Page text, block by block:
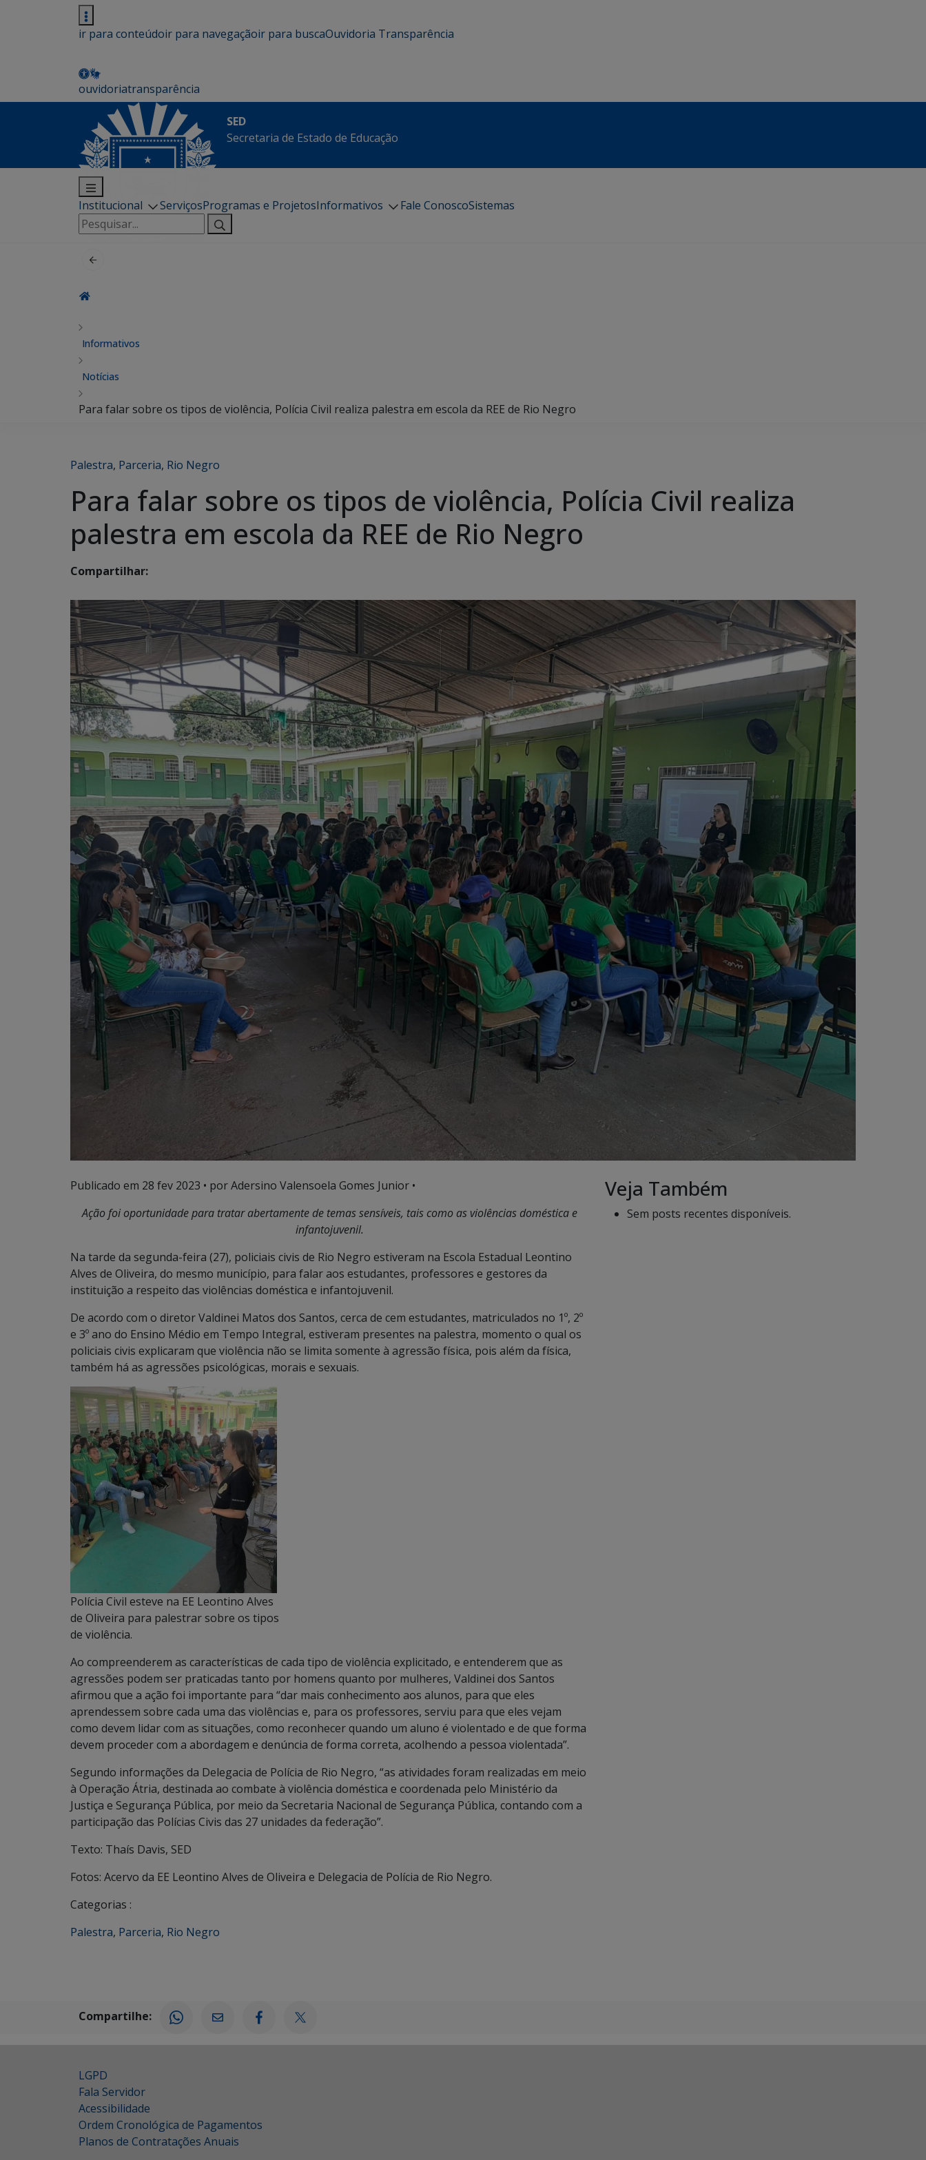
ir para conteúdoir para navegaçãoir para buscaOuvidoria Transparência
ouvidoriatransparência
SED
Secretaria de Estado de Educação
Institucional ServiçosProgramas e ProjetosInformativos Fale ConoscoSistemas
Pesquisar
por:
Informativos
Notícias
Para falar sobre os tipos de violência, Polícia Civil realiza palestra em escola da REE de Rio Negro
Palestra, Parceria, Rio Negro
Para falar sobre os tipos de violência, Polícia Civil realiza
palestra em escola da REE de Rio Negro
Compartilhar:
Publicado em 28 fev 2023 • por Adersino Valensoela Gomes Junior •
Ação foi oportunidade para tratar abertamente de temas sensíveis, tais como as violências doméstica e
infantojuvenil.
Na tarde da segunda-feira (27), policiais civis de Rio Negro estiveram na Escola Estadual Leontino
Alves de Oliveira, do mesmo município, para falar aos estudantes, professores e gestores da
instituição a respeito das violências doméstica e infantojuvenil.
De acordo com o diretor Valdinei Matos dos Santos, cerca de cem estudantes, matriculados no 1º, 2º
e 3º ano do Ensino Médio em Tempo Integral, estiveram presentes na palestra, momento o qual os
policiais civis explicaram que violência não se limita somente à agressão física, pois além da física,
também há as agressões psicológicas, morais e sexuais.
Polícia Civil esteve na EE Leontino Alves
de Oliveira para palestrar sobre os tipos
de violência.
Ao compreenderem as características de cada tipo de violência explicitado, e entenderem que as
agressões podem ser praticadas tanto por homens quanto por mulheres, Valdinei dos Santos
afirmou que a ação foi importante para “dar mais conhecimento aos alunos, para que eles
aprendessem sobre cada uma das violências e, para os professores, serviu para que eles vejam
como devem lidar com as situações, como reconhecer quando um aluno é violentado e de que forma
devem proceder com a abordagem e denúncia de forma correta, acolhendo a pessoa violentada”.
Segundo informações da Delegacia de Polícia de Rio Negro, “as atividades foram realizadas em meio
à Operação Átria, destinada ao combate à violência doméstica e coordenada pelo Ministério da
Justiça e Segurança Pública, por meio da Secretaria Nacional de Segurança Pública, contando com a
participação das Polícias Civis das 27 unidades da federação”.
Texto: Thaís Davis, SED
Fotos: Acervo da EE Leontino Alves de Oliveira e Delegacia de Polícia de Rio Negro.
Categorias :
Palestra, Parceria, Rio Negro
Veja Também
Sem posts recentes disponíveis.
Compartilhe:
LGPD
Fala Servidor
Acessibilidade
Ordem Cronológica de Pagamentos
Planos de Contratações Anuais